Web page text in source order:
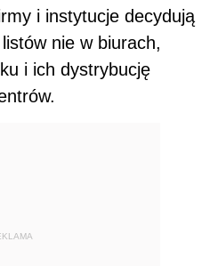
i instytucje decydują
nie w biurach,
i ich dystrybucję